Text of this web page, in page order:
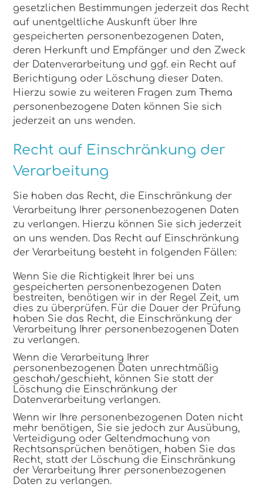
gesetzlichen Bestimmungen jederzeit das Recht
auf unentgeltliche Auskunft über Ihre
gespeicherten personenbezogenen Daten,
deren Herkunft und Empfänger und den Zweck
der Datenverarbeitung und ggf. ein Recht auf
Berichtigung oder Löschung dieser Daten.
Hierzu sowie zu weiteren Fragen zum Thema
personenbezogene Daten können Sie sich
jederzeit an uns wenden.
Recht auf Einschränkung der
Verarbeitung
Sie haben das Recht, die Einschränkung der
Verarbeitung Ihrer personenbezogenen Daten
zu verlangen. Hierzu können Sie sich jederzeit
an uns wenden. Das Recht auf Einschränkung
der Verarbeitung besteht in folgenden Fällen:
Wenn Sie die Richtigkeit Ihrer bei uns
gespeicherten personenbezogenen Daten
bestreiten, benötigen wir in der Regel Zeit, um
dies zu überprüfen. Für die Dauer der Prüfung
haben Sie das Recht, die Einschränkung der
Verarbeitung Ihrer personenbezogenen Daten
zu verlangen.
Wenn die Verarbeitung Ihrer
personenbezogenen Daten unrechtmäßig
geschah/geschieht, können Sie statt der
Löschung die Einschränkung der
Datenverarbeitung verlangen.
Wenn wir Ihre personenbezogenen Daten nicht
mehr benötigen, Sie sie jedoch zur Ausübung,
Verteidigung oder Geltendmachung von
Rechtsansprüchen benötigen, haben Sie das
Recht, statt der Löschung die Einschränkung
der Verarbeitung Ihrer personenbezogenen
Daten zu verlangen.